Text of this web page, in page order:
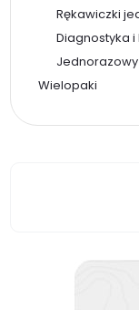
Rękawiczki
Diagnostyka
Wielopaki